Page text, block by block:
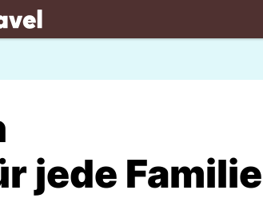
jede Familie